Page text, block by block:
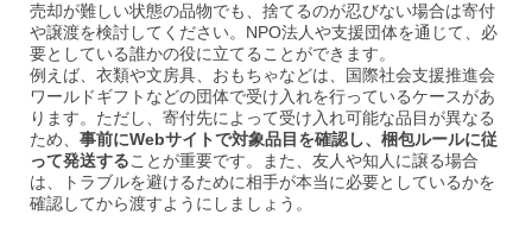
売却が難しい状態の品物でも、捨てるのが忍びない場合は寄付
や譲渡を検討してください。NPO法人や支援団体を通じて、必
要としている誰かの役に立てることができます。
例えば、衣類や文房具、おもちゃなどは、国際社会支援推進会
ワールドギフトなどの団体で受け入れを行っているケースがあ
ります。ただし、寄付先によって受け入れ可能な品目が異なる
ため、 事前にWebサイトで対象品目を確認し、梱包ルールに従
って発送することが重要です。また、友人や知人に譲る場合
は、トラブルを避けるために相手が本当に必要としているかを
確認してから渡すようにしましょう。